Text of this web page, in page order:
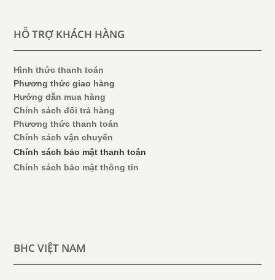
HỖ TRỢ KHÁCH HÀNG
Hình thức thanh toán
Phương thức giao hàng
Hướng dẫn mua hàng
Chính sách đổi trả hàng
Phương thức thanh toán
Chính sách vận chuyển
Chính sách bảo mật thanh toán
Chính sách bảo mật thông tin
BHC VIỆT NAM